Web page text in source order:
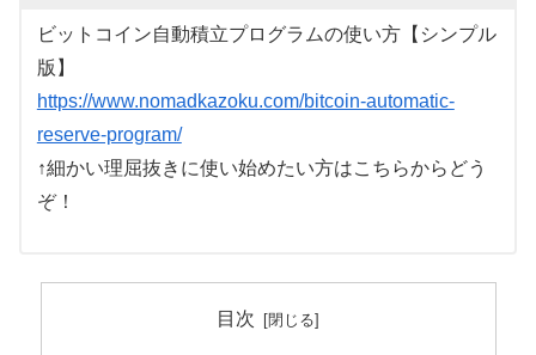
ビットコイン自動積立プログラムの使い方【シンプル
版】
https://www.nomadkazoku.com/bitcoin-automatic-
reserve-program/
↑細かい理屈抜きに使い始めたい方はこちらからどう
ぞ！
目次